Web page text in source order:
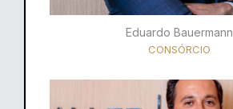
Eduardo Bauermann
CONSÓRCIO